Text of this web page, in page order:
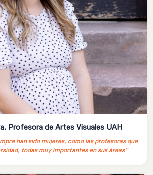
Profesora de Artes Visuales UAH
han sido mujeres, como las profesoras que
todas muy importantes en sus áreas”